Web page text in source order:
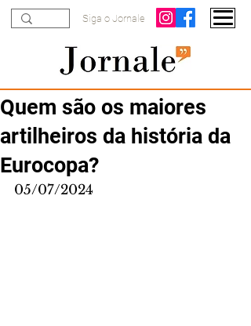
Siga o Jornale
Quem são os maiores
artilheiros da história da
Eurocopa?
05/07/2024